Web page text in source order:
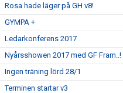
Rosa hade läger på GH v8!
GYMPA +
Ledarkonferens 2017
Nyårsshowen 2017 med GF Fram..!
Ingen träning lörd 28/1
Terminen startar v3